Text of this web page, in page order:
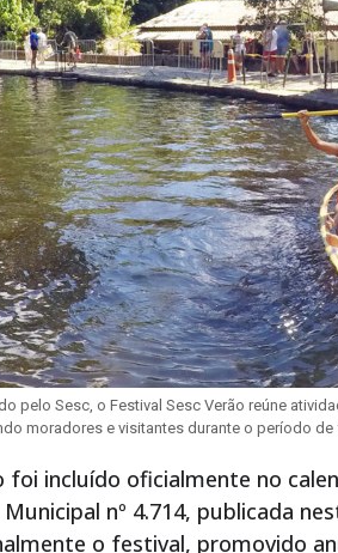
pelo Sesc, o Festival Sesc Verão reúne
moradores e visitantes durante o período de
foi incluído oficialmente no
nº 4.714, publicada
o festival, promovido